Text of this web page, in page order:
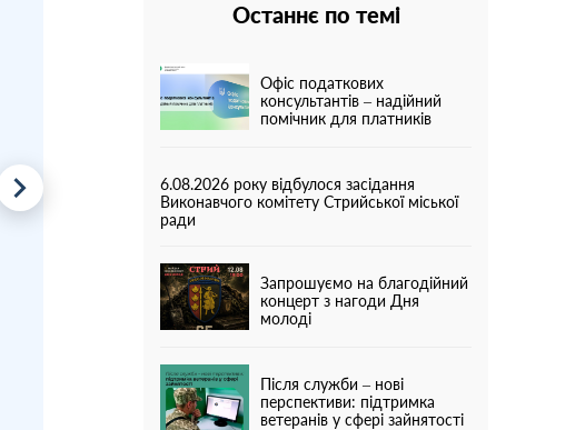
Останнє по темі
Офіс податкових
консультантів – надійний
помічник для платників
6.08.2026 року відбулося засідання
Виконавчого комітету Стрийської міської
ради
Запрошуємо на благодійний
концерт з нагоди Дня
молоді
Після служби – нові
перспективи: підтримка
ветеранів у сфері зайнятості